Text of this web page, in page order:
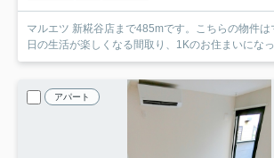
マルエツ 新糀谷店まで485mです。こちらの物件
日の生活が楽しくなる間取り、1Kのお住まいにな
アパート